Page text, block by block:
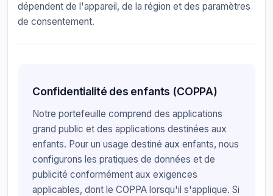
dépendent de l'appareil, de la région et des paramètres
de consentement.
Confidentialité des enfants (COPPA)
Notre portefeuille comprend des applications
grand public et des applications destinées aux
enfants. Pour un usage destiné aux enfants, nous
configurons les pratiques de données et de
publicité conformément aux exigences
applicables, dont le COPPA lorsqu'il s'applique. Si